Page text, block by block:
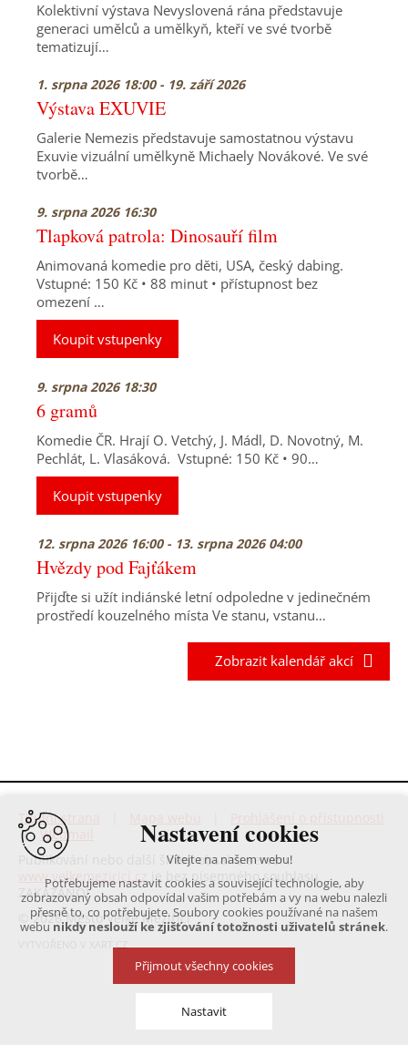
Kolektivní výstava Nevyslovená rána představuje
generaci umělců a umělkyň, kteří ve své tvorbě
tematizují…
1. srpna 2026 18:00 - 19. září 2026
Výstava EXUVIE
Galerie Nemezis představuje samostatnou výstavu
Exuvie vizuální umělkyně Michaely Novákové. Ve své
tvorbě…
9. srpna 2026 16:30
Tlapková patrola: Dinosauří film
Animovaná komedie pro děti, USA, český dabing.
Vstupné: 150 Kč • 88 minut • přístupnost bez
omezení …
Koupit vstupenky
9. srpna 2026 18:30
6 gramů
Komedie ČR. Hrají O. Vetchý, J. Mádl, D. Novotný, M.
Pechlát, L. Vlasáková. Vstupné: 150 Kč • 90…
Koupit vstupenky
12. srpna 2026 16:00 - 13. srpna 2026 04:00
Hvězdy pod Fajťákem
Přijďte si užít indiánské letní odpoledne v jedinečném
prostředí kouzelného místa Ve stanu, vstanu…
Zobrazit kalendář akcí
Titulní strana
|Webmail
Publikování nebo další šíření obsahu serveru
www.velkemezirici.cz
je bez písemného souhlasu
ZAKÁZÁNO!
© 2026 Město Velké Meziříčí
VYTVOŘENO V XART.CZ
Nastavení cookies
Vítejte na našem webu!
Potřebujeme nastavit cookies a související technologie, aby
zobrazovaný obsah odpovídal vašim potřebám a vy na webu nalezli
přesně to, co potřebujete. Soubory cookies používané na našem
webu nikdy neslouží ke zjišťování totožnosti uživatelů stránek.
Přijmout všechny cookies
Nastavit